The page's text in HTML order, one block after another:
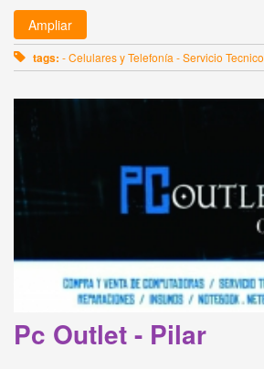
Ampliar
tags: - Celulares y Telefonía - Servicio Tecnico
Pc Outlet - Pilar